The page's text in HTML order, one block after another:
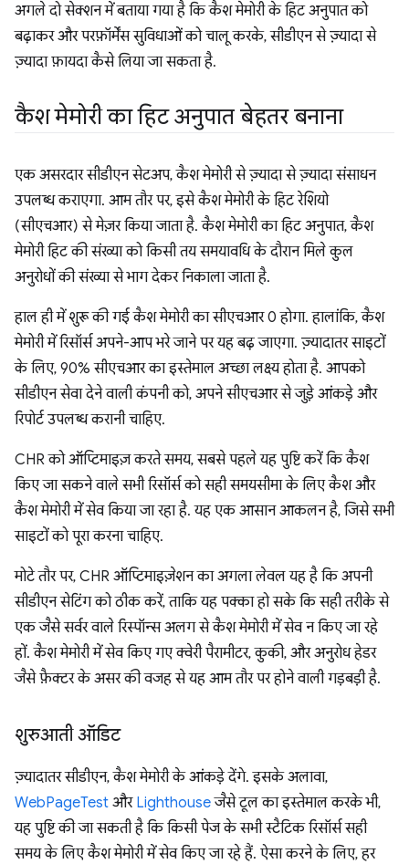
अगले दो सेक्शन में बताया गया है कि कैश मेमोरी के हिट अनुपात को
बढ़ाकर और परफ़ॉर्मेंस सुविधाओं को चालू करके, सीडीएन से ज़्यादा से
ज़्यादा फ़ायदा कैसे लिया जा सकता है.
कैश मेमोरी का हिट अनुपात बेहतर बनाना
एक असरदार सीडीएन सेटअप, कैश मेमोरी से ज़्यादा से ज़्यादा संसाधन
उपलब्ध कराएगा. आम तौर पर, इसे कैश मेमोरी के हिट रेशियो
(सीएचआर) से मेज़र किया जाता है. कैश मेमोरी का हिट अनुपात, कैश
मेमोरी हिट की संख्या को किसी तय समयावधि के दौरान मिले कुल
अनुरोधों की संख्या से भाग देकर निकाला जाता है.
हाल ही में शुरू की गई कैश मेमोरी का सीएचआर 0 होगा. हालांकि, कैश
मेमोरी में रिसॉर्स अपने-आप भरे जाने पर यह बढ़ जाएगा. ज़्यादातर साइटों
के लिए, 90% सीएचआर का इस्तेमाल अच्छा लक्ष्य होता है. आपको
सीडीएन सेवा देने वाली कंपनी को, अपने सीएचआर से जुड़े आंकड़े और
रिपोर्ट उपलब्ध करानी चाहिए.
CHR को ऑप्टिमाइज़ करते समय, सबसे पहले यह पुष्टि करें कि कैश
किए जा सकने वाले सभी रिसॉर्स को सही समयसीमा के लिए कैश और
कैश मेमोरी में सेव किया जा रहा है. यह एक आसान आकलन है, जिसे सभी
साइटों को पूरा करना चाहिए.
मोटे तौर पर, CHR ऑप्टिमाइज़ेशन का अगला लेवल यह है कि अपनी
सीडीएन सेटिंग को ठीक करें, ताकि यह पक्का हो सके कि सही तरीके से
एक जैसे सर्वर वाले रिस्पॉन्स अलग से कैश मेमोरी में सेव न किए जा रहे
हों. कैश मेमोरी में सेव किए गए क्वेरी पैरामीटर, कुकी, और अनुरोध हेडर
जैसे फ़ैक्टर के असर की वजह से यह आम तौर पर होने वाली गड़बड़ी है.
शुरुआती ऑडिट
ज़्यादातर सीडीएन, कैश मेमोरी के आंकड़े देंगे. इसके अलावा,
WebPageTest और Lighthouseजैसे टूल का इस्तेमाल करके भी,
यह पुष्टि की जा सकती है कि किसी पेज के सभी स्टैटिक रिसॉर्स सही
समय के लिए कैश मेमोरी में सेव किए जा रहे हैं. ऐसा करने के लिए, हर